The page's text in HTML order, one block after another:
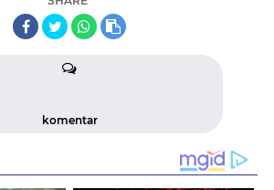
komentar